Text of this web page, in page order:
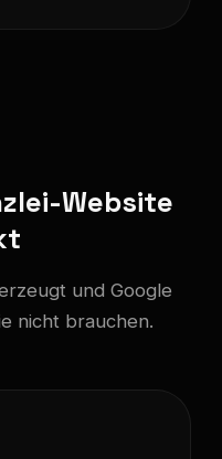
Website
und Google
nicht brauchen.